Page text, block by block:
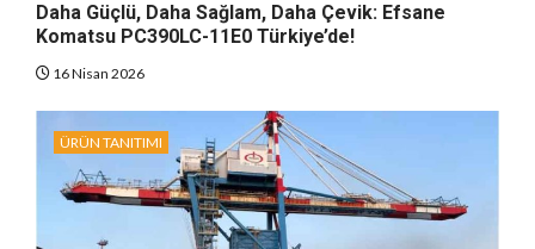
Daha Güçlü, Daha Sağlam, Daha Çevik: Efsane
Komatsu PC390LC-11E0 Türkiye’de!
16 Nisan 2026
ÜRÜN TANITIMI